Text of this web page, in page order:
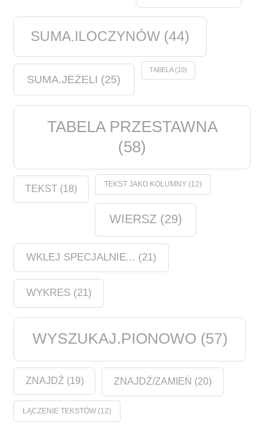
SUMA.ILOCZYNÓW (44)
SUMA.JEŻELI (25)
TABELA(10)
TABELA PRZESTAWNA
(58)
TEKST (18) TEKST JAKO KOLUMNY(12)
WIERSZ(29)
WKLEJ SPECJALNIE... (21)
WYKRES(21)
WYSZUKAJ.PIONOWO (57)
ZNAJDŹ (19) ZNAJDŹ/ZAMIEŃ (20)
ŁĄCZENIE TEKSTÓW (12)